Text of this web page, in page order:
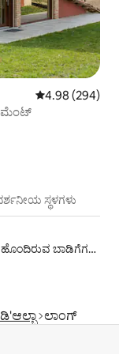
5 ರಲ್ಲಿ 4.98
4.98 (294)
ಸ್ಥಳಗಳು
ಪೂಲ್‍ಗಳನ್ನು ಹೊಂದಿರುವ ಬಾಡಿಗೆಗಳು
ಲಾಂಗ್